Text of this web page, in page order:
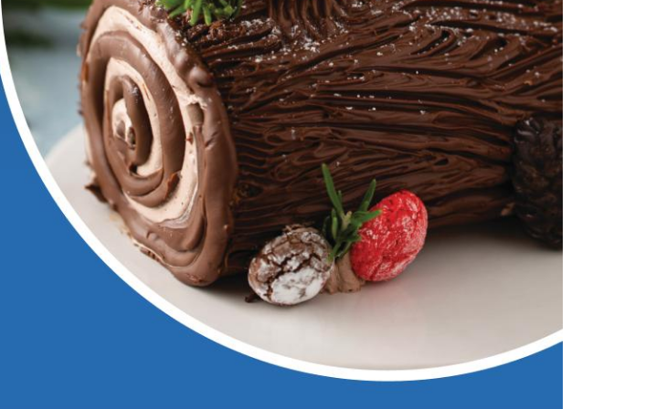
soubory cookie a
další technologie,
abychom
přizpůsobili naše
webové stránky
potřebám a
zájmům našich
návštěvníků.
Reklamní
cookies
Reklamní cookies
používáme my
nebo naši partneři,